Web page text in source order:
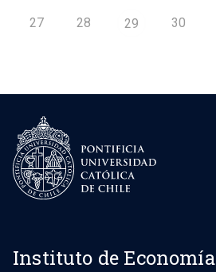
27 28 29 30
Instituto de Economía